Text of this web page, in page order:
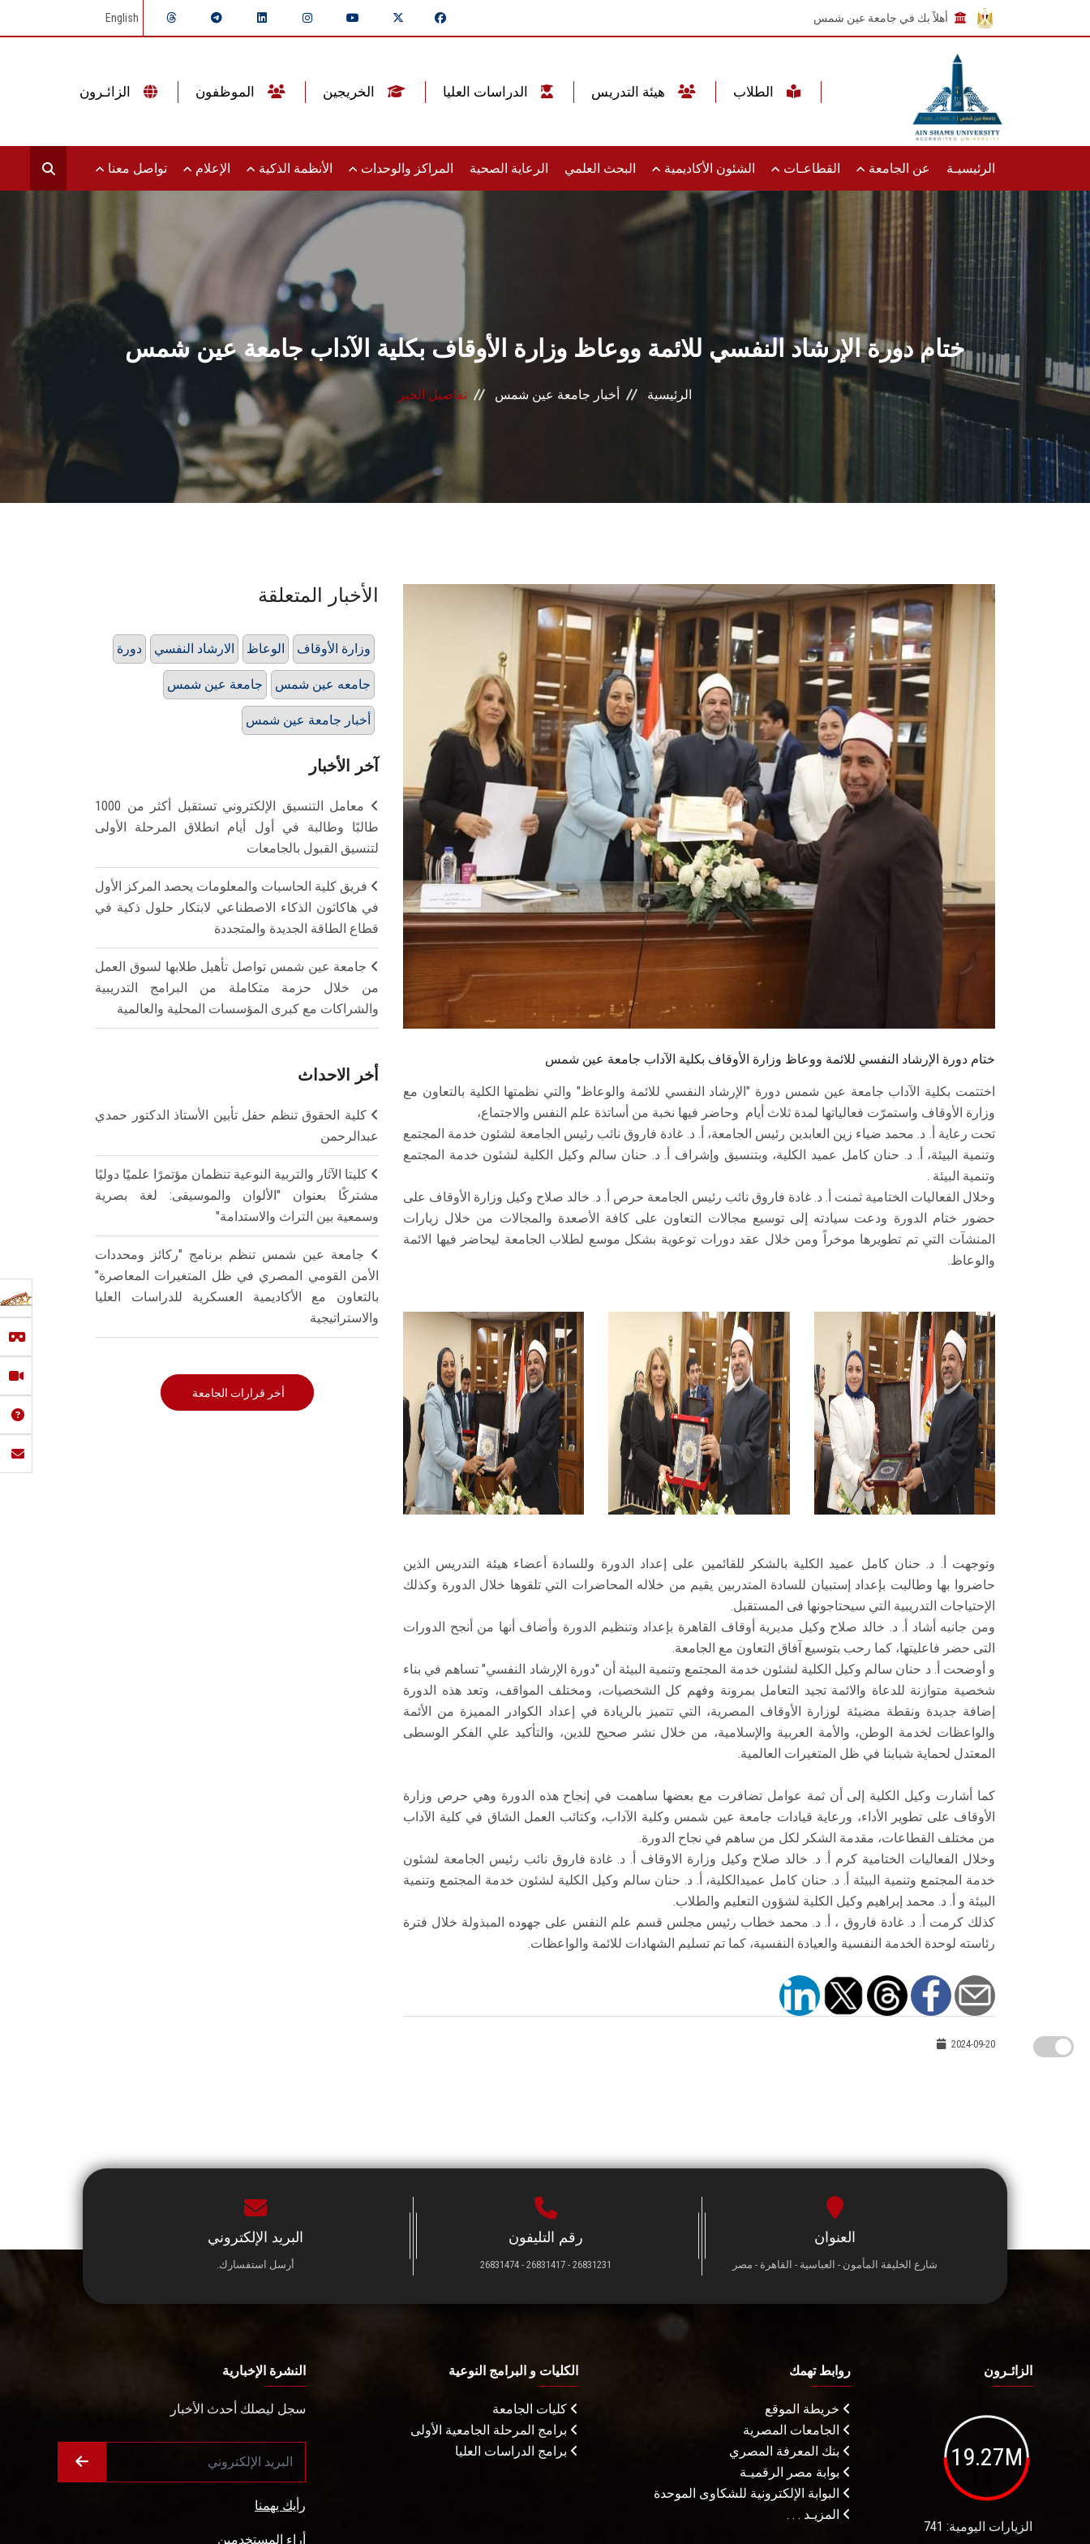
أهلاً بك في جامعة عين شمس English
الرئيسيـة عن الجامعة القطاعـات الشئون الأكاديمية البحث العلمي الرعاية الصحية المراكز والوحدات الأنظمة الذكية الإعلام تواصل معنا
ختام دورة الإرشاد النفسي للائمة ووعاظ وزارة الأوقاف بكلية الآداب جامعة عين شمس
الرئيسية أخبار جامعة عين شمس تفاصيل الخبر
ختام دورة الإرشاد النفسي للائمة ووعاظ وزارة الأوقاف بكلية الآداب جامعة عين شمس
اختتمت بكلية الآداب جامعة عين شمس دورة "الإرشاد النفسي للائمة والوعاظ" والتي نظمتها الكلية بالتعاون مع
وزارة الأوقاف واستمرّت فعالياتها لمدة ثلاث أيام وحاضر فيها نخبة من أساتذة علم النفس والاجتماع،
تحت رعاية أ. د. محمد ضياء زين العابدين رئيس الجامعة، أ. د. غادة فاروق نائب رئيس الجامعة لشئون خدمة المجتمع
وتنمية البيئة، أ. د. حنان كامل عميد الكلية، وبتنسيق وإشراف أ. د. حنان سالم وكيل الكلية لشئون خدمة المجتمع
وتنمية البيئة .
وخلال الفعاليات الختامية ثمنت أ. د. غادة فاروق نائب رئيس الجامعة حرص أ. د. خالد صلاح وكيل وزارة الأوقاف على
حضور ختام الدورة ودعت سيادته إلى توسيع مجالات التعاون على كافة الأصعدة والمجالات من خلال زيارات
المنشآت التي تم تطويرها موخراً ومن خلال عقد دورات توعوية بشكل موسع لطلاب الجامعة ليحاضر فيها الائمة
والوعاظ.
وتوجهت أ. د. حنان كامل عميد الكلية بالشكر للقائمين على إعداد الدورة وللسادة أعضاء هيئة التدريس الذين
حاضروا بها وطالبت بإعداد إستبيان للسادة المتدربين يقيم من خلاله المحاضرات التي تلقوها خلال الدورة وكذلك
الإحتياجات التدريبية التي سيحتاجونها فى المستقبل.
ومن جانبه أشاد أ. د. خالد صلاح وكيل مديرية أوقاف القاهرة بإعداد وتنظيم الدورة وأضاف أنها من أنجح الدورات
التى حضر فاعليتها، كما رحب بتوسيع آفاق التعاون مع الجامعة.
و أوضحت أ. د حنان سالم وكيل الكلية لشئون خدمة المجتمع وتنمية البيئة أن "دورة الإرشاد النفسي" تساهم في بناء
شخصية متوازنة للدعاة والائمة تجيد التعامل بمرونة وفهم كل الشخصيات، ومختلف المواقف، وتعد هذه الدورة
إضافة جديدة ونقطة مضيئة لوزارة الأوقاف المصرية، التي تتميز بالريادة في إعداد الكوادر المميزة من الأئمة
والواعظات لخدمة الوطن، والأمة العربية والإسلامية، من خلال نشر صحيح للدين، والتأكيد علي الفكر الوسطى
المعتدل لحماية شبابنا في ظل المتغيرات العالمية.
كما أشارت وكيل الكلية إلى أن ثمة عوامل تضافرت مع بعضها ساهمت في إنجاح هذه الدورة وهي حرص وزارة
الأوقاف على تطوير الأداء، ورعاية قيادات جامعة عين شمس وكلية الآداب، وكتائب العمل الشاق في كلية الآداب
من مختلف القطاعات، مقدمة الشكر لكل من ساهم في نجاح الدورة.
وخلال الفعاليات الختامية كرم أ. د. خالد صلاح وكيل وزارة الاوقاف أ. د. غادة فاروق نائب رئيس الجامعة لشئون
خدمة المجتمع وتنمية البيئة أ. د. حنان كامل عميدالكلية، أ. د. حنان سالم وكيل الكلية لشئون خدمة المجتمع وتنمية
البيئة و أ. د. محمد إبراهيم وكيل الكلية لشؤون التعليم والطلاب.
كذلك كرمت أ. د. غادة فاروق ، أ. د. محمد خطاب رئيس مجلس قسم علم النفس على جهوده المبذولة خلال فترة
رئاسته لوحدة الخدمة النفسية والعيادة النفسية، كما تم تسليم الشهادات للائمة والواعظات.
2024-09-20
الأخبار المتعلقة
دورة الارشاد النفسي الوعاظ وزارة الأوقاف
جامعة عين شمس جامعه عين شمس
أخبار جامعة عين شمس
آخر الأخبار
معامل التنسيق الإلكتروني تستقبل أكثر من 1000
طالبًا وطالبة في أول أيام انطلاق المرحلة الأولى
لتنسيق القبول بالجامعات
فريق كلية الحاسبات والمعلومات يحصد المركز الأول
في هاكاثون الذكاء الاصطناعي لابتكار حلول ذكية في
قطاع الطاقة الجديدة والمتجددة
جامعة عين شمس تواصل تأهيل طلابها لسوق العمل
من خلال حزمة متكاملة من البرامج التدريبية
والشراكات مع كبرى المؤسسات المحلية والعالمية
أخر الاحداث
كلية الحقوق تنظم حفل تأبين الأستاذ الدكتور حمدي
عبدالرحمن
كليتا الآثار والتربية النوعية تنظمان مؤتمرًا علميًا دوليًا
مشتركًا بعنوان "الألوان والموسيقى: لغة بصرية
وسمعية بين التراث والاستدامة"
جامعة عين شمس تنظم برنامج "ركائز ومحددات
الأمن القومي المصري في ظل المتغيرات المعاصرة"
بالتعاون مع الأكاديمية العسكرية للدراسات العليا
والاستراتيجية
أخر قرارات الجامعة
العنوان
شارع الخليفة المأمون - العباسية - القاهرة - مصر
رقم التليفون
26831231 - 26831417 - 26831474
البريد الإلكتروني
أرسل استفسارك.
الزائـرون
19.27M
الزيارات اليومية: 741
روابط تهمك
خريطة الموقع
الجامعات المصرية
بنك المعرفة المصري
بوابة مصر الرقميـة
البوابة الإلكترونية للشكاوى الموحدة
المزيـد . . .
الكليات و البرامج النوعية
كليات الجامعة
برامج المرحلة الجامعية الأولى
برامج الدراسات العليا
النشرة الإخبارية
سجل ليصلك أحدث الأخبار
رأيك يهمنا
أراء المستخدمين